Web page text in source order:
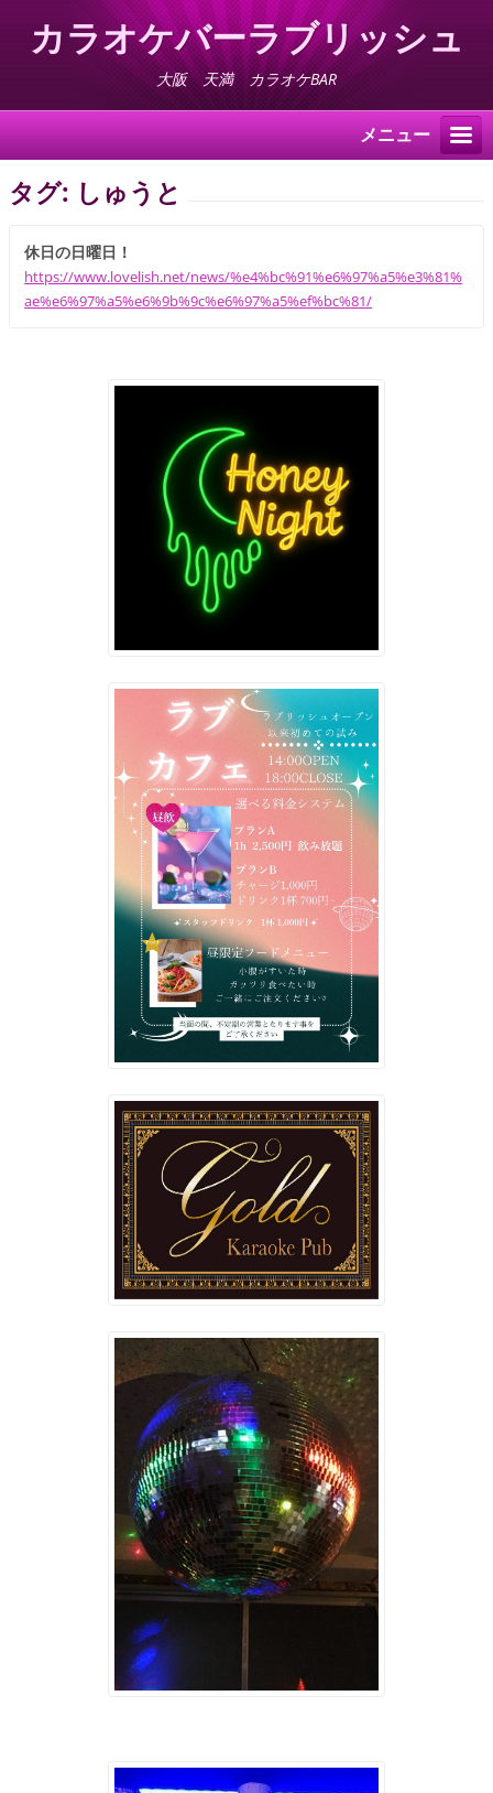
カラオケバーラブリッシュ
大阪 天満 カラオケBAR
メニュー
タグ: しゅうと
休日の日曜日！
https://www.lovelish.net/news/%e4%bc%91%e6%97%a5%e3%81%
ae%e6%97%a5%e6%9b%9c%e6%97%a5%ef%bc%81/